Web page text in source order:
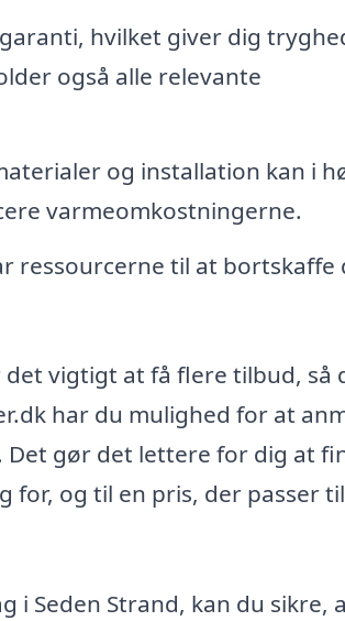
hvilket giver dig
også alle relevante
og installation kan i
varmeomkostningerne.
ressourcerne til at bortskaffe
vigtigt at få flere tilbud, så
har du mulighed for at
gør det lettere for dig at
for, og til en pris, der passer
i Seden Strand, kan du sikre,